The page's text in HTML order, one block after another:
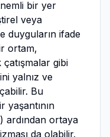
bir yer
veya
duyguların ifade
ortam,
gibi
yalnız ve
Bu
yaşantının
ardından ortaya
da olabilir.